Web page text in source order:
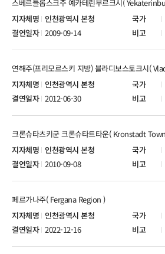
인천광역시 본청
2009-09-14
인천광역시 본청
2012-06-30
인천광역시 본청
2010-09-08
인천광역시 본청
페르가나주( Fergana Region )
2022-12-16